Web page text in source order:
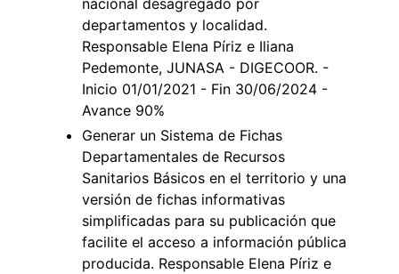
departamentos y localidad.
Responsable Elena Píriz e Iliana
Pedemonte, JUNASA - DIGECOOR. -
Inicio 01/01/2021 - Fin 30/06/2024 -
Avance 90%
Generar un Sistema de Fichas
Departamentales de Recursos
Sanitarios Básicos en el territorio y una
versión de fichas informativas
simplificadas para su publicación que
facilite el acceso a información pública
producida. Responsable Elena Píriz e